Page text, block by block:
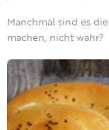
Manchmal sind es
machen, nicht wahr?